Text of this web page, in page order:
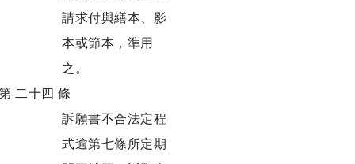
請求付與繕本、影
本或節本，準用
之。
二十四 條
訴願書不合法定程
式逾第七條所定期